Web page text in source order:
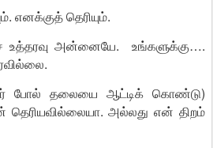
எனக்குத் தெரியும்.
உத்தரவு அன்னையே. உங்களுக்கு….
போல் தலையை ஆட்டிக் கொண்டு)
தெரியவில்லையா. அல்லது என் திறம்